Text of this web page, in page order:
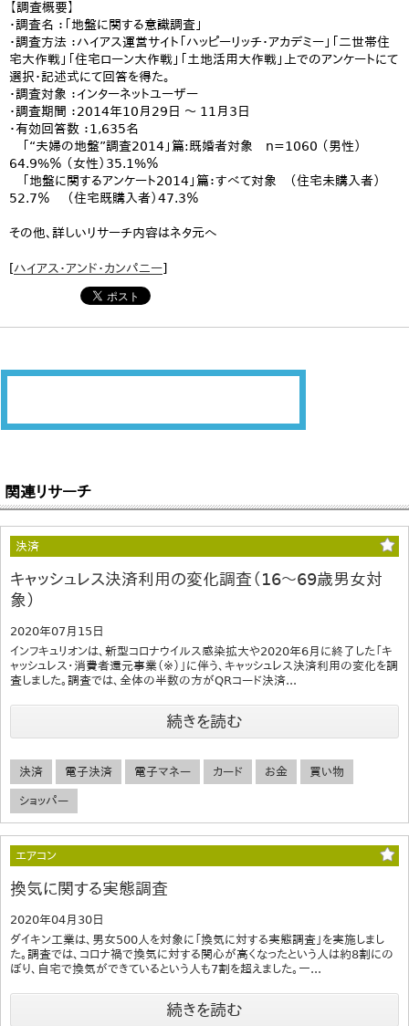
【調査概要】
・調査名 ：「地盤に関する意識調査」
・調査方法 ：ハイアス運営サイト「ハッピーリッチ・アカデミー」「二世帯住
宅大作戦」「住宅ローン大作戦」「土地活用大作戦」上でのアンケートにて
選択・記述式にて回答を得た。
・調査対象 ：インターネットユーザー
・調査期間 ：2014年10月29日 ～ 11月3日
・有効回答数 ：1,635名
「“夫婦の地盤”調査2014」篇:既婚者対象 n=1060 （男性）
64.9%％ （女性）35.1%％
「地盤に関するアンケート2014」篇：すべて対象 （住宅未購入者）
52.7％ （住宅既購入者）47.3％
その他、詳しいリサーチ内容はネタ元へ
[ハイアス・アンド・カンパニー]
関連リサーチ
決済
キャッシュレス決済利用の変化調査（16～69歳男女対
象）
2020年07月15日
インフキュリオンは、新型コロナウイルス感染拡大や2020年6月に終了した「キ
ャッシュレス・消費者還元事業（※）」に伴う、キャッシュレス決済利用の変化を調
査しました。調査では、全体の半数の方がQRコード決済...
続きを読む
決済 電子決済 電子マネー カード お金 買い物
ショッパー
エアコン
換気に関する実態調査
2020年04月30日
ダイキン工業は、男女500人を対象に「換気に対する実態調査」を実施しまし
た。調査では、コロナ禍で換気に対する関心が高くなったという人は約8割にの
ぼり、自宅で換気ができているという人も7割を超えました。一...
続きを読む